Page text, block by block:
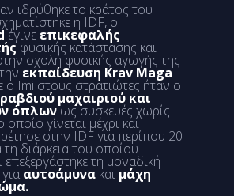
ιδρύθηκε το κράτος του
η IDF, ο
έγινε επικεφαλής
φυσικής κατάστασης και
σχολή φυσικής αγωγής της
εκπαίδευση Krav Maga
ο Imi στους στρατιώτες ήταν ο
μαχαιριού και
όπλωνως συσκευές χωρίς
οποίο γίνεται μέχρι και
στην IDF για περίπου 20
τη διάρκεια του οποίου
επεξεργάστηκε τη μοναδική
αυτοάμυνα και μάχη